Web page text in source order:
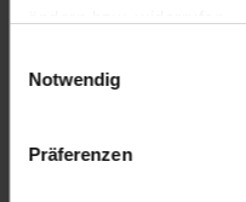
Notwendig
Präferenzen